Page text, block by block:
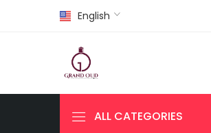
English
ALL CATEGORIES